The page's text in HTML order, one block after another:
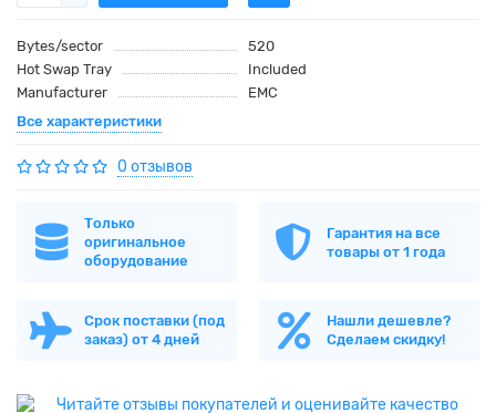
Bytes/sector
520
Hot Swap Tray
Included
Manufacturer
EMC
Все характеристики
0 отзывов
Только
оригинальное
оборудование
Гарантия на все
товары от 1 года
Срок поставки (под
заказ) от 4 дней
Нашли дешевле?
Сделаем скидку!